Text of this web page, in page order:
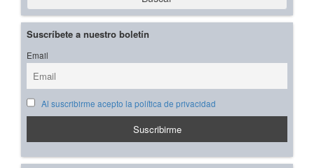
Suscríbete a nuestro boletín
Email
Al suscribirme acepto la política de privacidad